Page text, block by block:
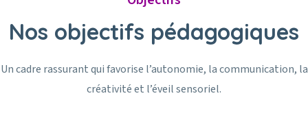
Nos objectifs pédagogiques
Un cadre rassurant qui favorise l’autonomie, la communication, la
créativité et l’éveil sensoriel.